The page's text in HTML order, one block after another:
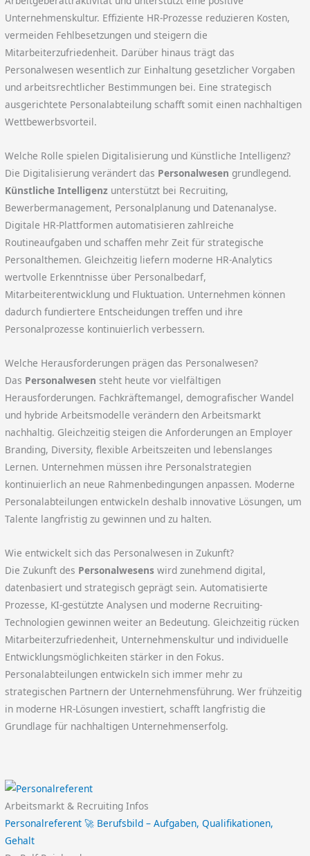
Unternehmenskultur. Effiziente HR-Prozesse reduzieren Kosten,
vermeiden Fehlbesetzungen und steigern die
Mitarbeiterzufriedenheit. Darüber hinaus trägt das
Personalwesen wesentlich zur Einhaltung gesetzlicher Vorgaben
und arbeitsrechtlicher Bestimmungen bei. Eine strategisch
ausgerichtete Personalabteilung schafft somit einen nachhaltigen
Wettbewerbsvorteil.
Welche Rolle spielen Digitalisierung und Künstliche Intelligenz?
Die Digitalisierung verändert das Personalwesen grundlegend.
Künstliche Intelligenz unterstützt bei Recruiting,
Bewerbermanagement, Personalplanung und Datenanalyse.
Digitale HR-Plattformen automatisieren zahlreiche
Routineaufgaben und schaffen mehr Zeit für strategische
Personalthemen. Gleichzeitig liefern moderne HR-Analytics
wertvolle Erkenntnisse über Personalbedarf,
Mitarbeiterentwicklung und Fluktuation. Unternehmen können
dadurch fundiertere Entscheidungen treffen und ihre
Personalprozesse kontinuierlich verbessern.
Welche Herausforderungen prägen das Personalwesen?
Das Personalwesen steht heute vor vielfältigen
Herausforderungen. Fachkräftemangel, demografischer Wandel
und hybride Arbeitsmodelle verändern den Arbeitsmarkt
nachhaltig. Gleichzeitig steigen die Anforderungen an Employer
Branding, Diversity, flexible Arbeitszeiten und lebenslanges
Lernen. Unternehmen müssen ihre Personalstrategien
kontinuierlich an neue Rahmenbedingungen anpassen. Moderne
Personalabteilungen entwickeln deshalb innovative Lösungen, um
Talente langfristig zu gewinnen und zu halten.
Wie entwickelt sich das Personalwesen in Zukunft?
Die Zukunft des Personalwesens wird zunehmend digital,
datenbasiert und strategisch geprägt sein. Automatisierte
Prozesse, KI-gestützte Analysen und moderne Recruiting-
Technologien gewinnen weiter an Bedeutung. Gleichzeitig rücken
Mitarbeiterzufriedenheit, Unternehmenskultur und individuelle
Entwicklungsmöglichkeiten stärker in den Fokus.
Personalabteilungen entwickeln sich immer mehr zu
strategischen Partnern der Unternehmensführung. Wer frühzeitig
in moderne HR-Lösungen investiert, schafft langfristig die
Grundlage für nachhaltigen Unternehmenserfolg.
Arbeitsmarkt & Recruiting Infos
Personalreferent 🚀 Berufsbild – Aufgaben, Qualifikationen,
Gehalt